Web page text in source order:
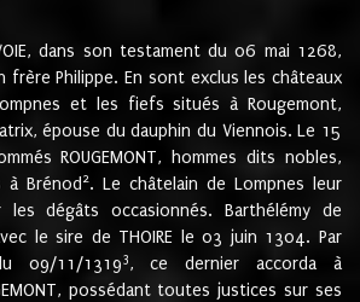
dans son testament du 06 mai 1268,
frère Philippe. En sont exclus les châteaux
et les fiefs situés à Rougemont,
épouse du dauphin du Viennois. Le 15
ROUGEMONT, hommes dits nobles,
Brénod 2. Le châtelain de Lompnes leur
dégâts occasionnés. Barthélémy de
le sire de THOIRE le 03 juin 1304. Par
09/11/13193, ce dernier accorda à
possédant toutes justices sur ses